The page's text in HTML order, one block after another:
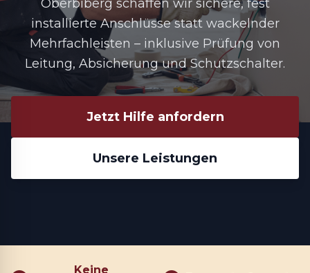
Oberbiberg schaffen wir sichere, fest
installierte Anschlüsse statt wackelnder
Mehrfachleisten – inklusive Prüfung von
Leitung, Absicherung und Schutzschalter.
Jetzt Hilfe anfordern
Unsere Leistungen
Keine